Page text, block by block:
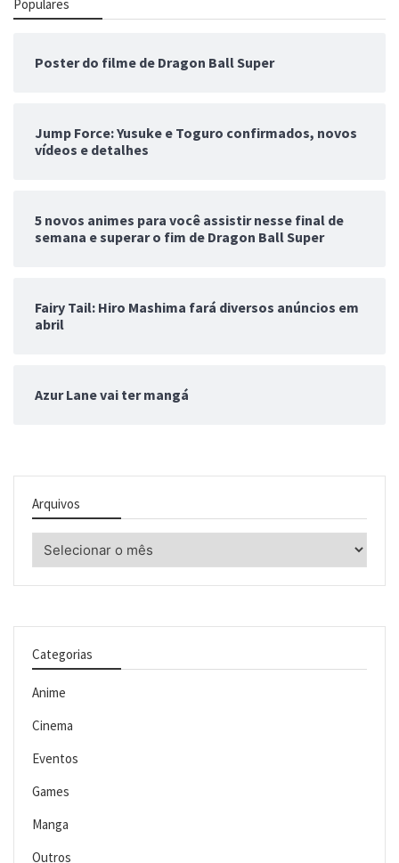
Populares
Poster do filme de Dragon Ball Super
Jump Force: Yusuke e Toguro confirmados, novos
vídeos e detalhes
5 novos animes para você assistir nesse final de
semana e superar o fim de Dragon Ball Super
Fairy Tail: Hiro Mashima fará diversos anúncios em
abril
Azur Lane vai ter mangá
Arquivos
Categorias
Anime
Cinema
Eventos
Games
Manga
Outros